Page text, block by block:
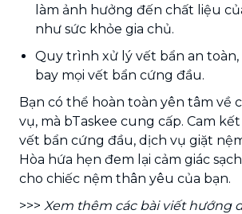
làm ảnh hưởng đến chất liệu
như sức khỏe gia chủ.
Quy trình xử lý vết bẩn an toàn,
bay mọi vết bẩn cứng đầu.
Bạn có thể hoàn toàn yên tâm về
vụ, mà bTaskee cung cấp. Cam
vết bẩn cứng đầu, dịch vụ giặt
Hòa hứa hẹn đem lại cảm giác
cho chiếc nệm thân yêu của bạn.
>>> Xem thêm các bài viết hướng